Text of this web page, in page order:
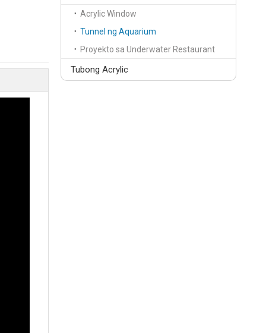
Acrylic Window
Tunnel ng Aquarium
Proyekto sa Underwater Restaurant
Tubong Acrylic